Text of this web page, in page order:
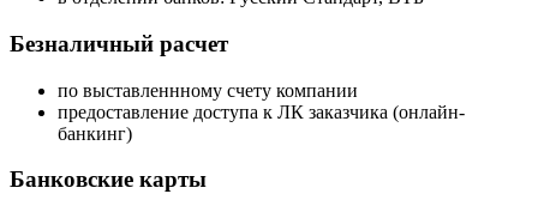
Безналичный расчет
по выставленнному счету компании
предоставление доступа к ЛК заказчика (онлайн-
банкинг)
Банковские карты